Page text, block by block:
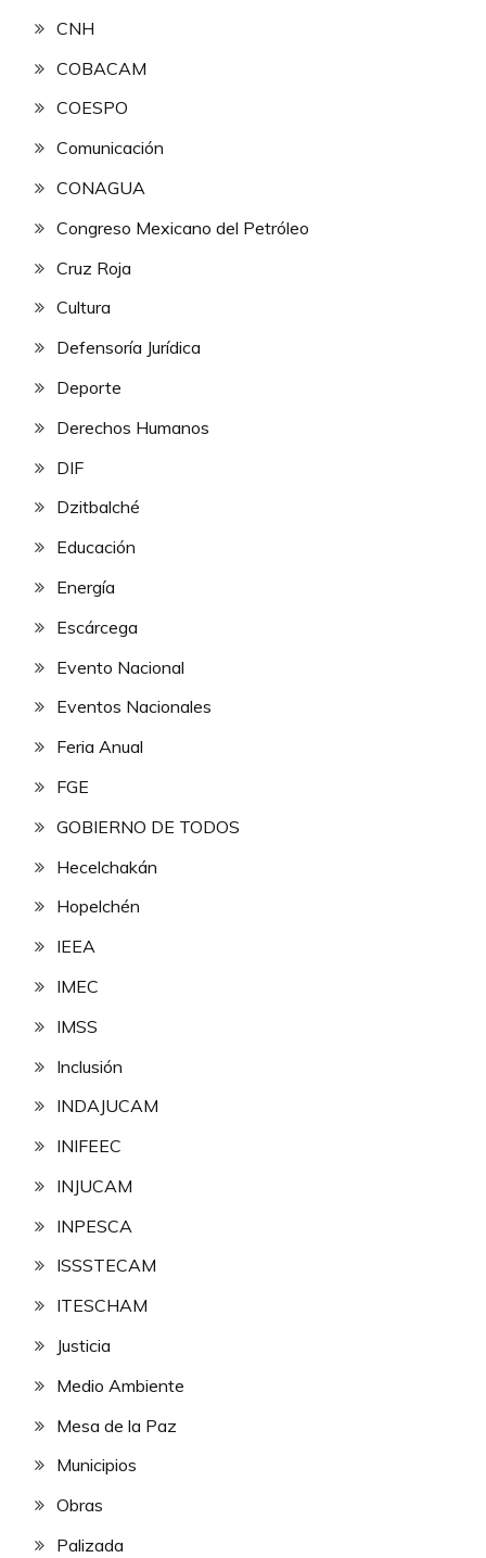
CNH
COBACAM
COESPO
Comunicación
CONAGUA
Congreso Mexicano del Petróleo
Cruz Roja
Cultura
Defensoría Jurídica
Deporte
Derechos Humanos
DIF
Dzitbalché
Educación
Energía
Escárcega
Evento Nacional
Eventos Nacionales
Feria Anual
FGE
GOBIERNO DE TODOS
Hecelchakán
Hopelchén
IEEA
IMEC
IMSS
Inclusión
INDAJUCAM
INIFEEC
INJUCAM
INPESCA
ISSSTECAM
ITESCHAM
Justicia
Medio Ambiente
Mesa de la Paz
Municipios
Obras
Palizada